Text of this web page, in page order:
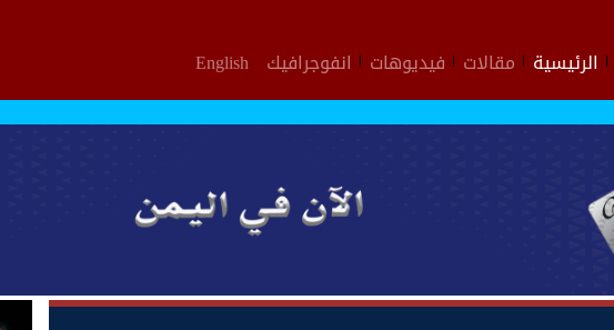
الرئيسية مقالات فيديوهات انفوجرافيك English